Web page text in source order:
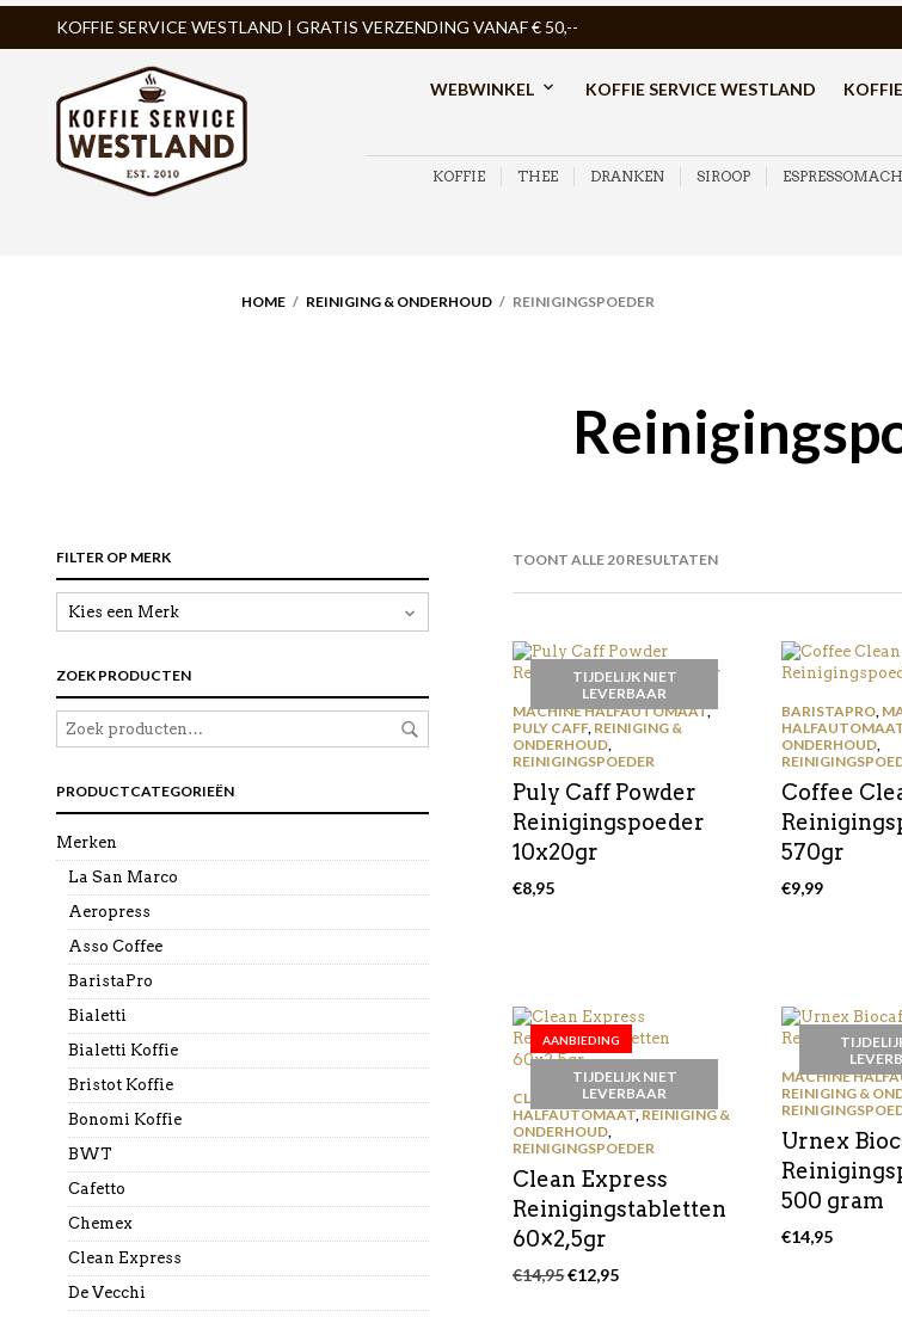
KOFFIE SERVICE WESTLAND | GRATIS VERZENDING VANAF € 50,--
WEBWINKEL KOFFIE SERVICE WESTLAND
KOFFIE THEE DRANKEN SIROOP
HOME / REINIGING & ONDERHOUD / REINIGINGSPOEDER
TOONT ALLE 20 RESULTATENGESORTEERD
PRIJS:
FILTER OP MERK
ZOEK PRODUCTEN
PRODUCTCATEGORIEËN
Merken
La San Marco
Aeropress
Asso Coffee
BaristaPro
Bialetti
Bialetti Koffie
Bristot Koffie
Bonomi Koffie
BWT
Cafetto
Chemex
Clean Express
De Vecchi
TIJDELIJK NIET
LEVERBAAR
MACHINE HALFAUTOMAAT,
PULY CAFF, REINIGING &
ONDERHOUD,
REINIGINGSPOEDER
Puly Caff Powder
Reinigingspoeder
10x20gr
€8,95
BARISTAPRO,
ONDERHOUD,
Coffee
570gr
€9,99
AANBIEDING
TIJDELIJK NIET
LEVERBAAR
CLEAN EXPRESS,MACHINE
HALFAUTOMAAT,REINIGING &
ONDERHOUD
REINIGINGSPOEDER
Clean Express
Reinigingstabletten
60×2,5gr
€14,95Oorspronkelijke
€12,95Huidige
MACHINE
REINIGING &
Urnex
500 gram
€14,95